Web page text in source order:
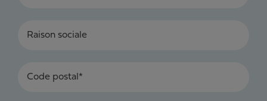
Raison sociale
Code postal*